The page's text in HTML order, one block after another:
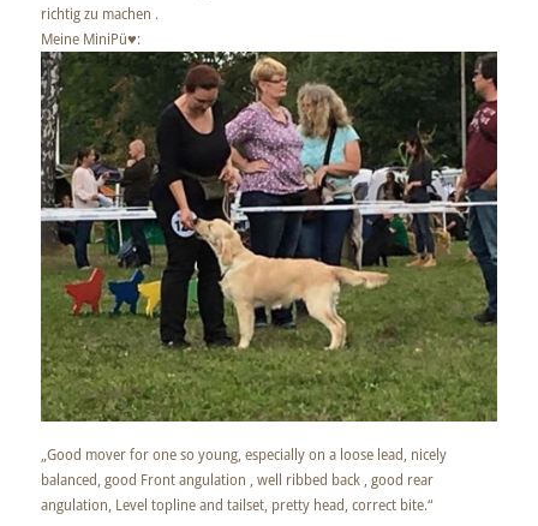
richtig zu machen .
Meine MiniPü♥️:
„Good mover for one so young, especially on a loose lead, nicely
balanced, good Front angulation , well ribbed back , good rear
angulation, Level topline and tailset, pretty head, correct bite.“